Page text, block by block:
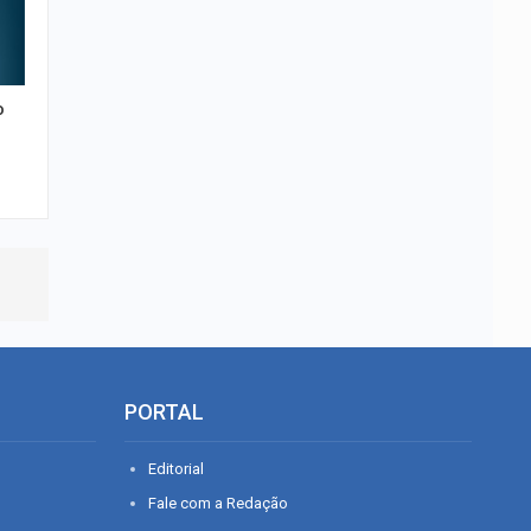
PORTAL
Editorial
Fale com a Redação